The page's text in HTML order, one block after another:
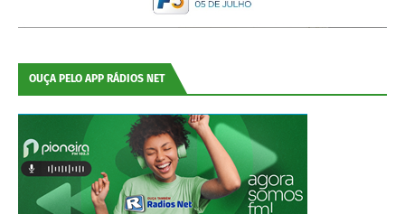
OUÇA PELO APP RÁDIOS NET